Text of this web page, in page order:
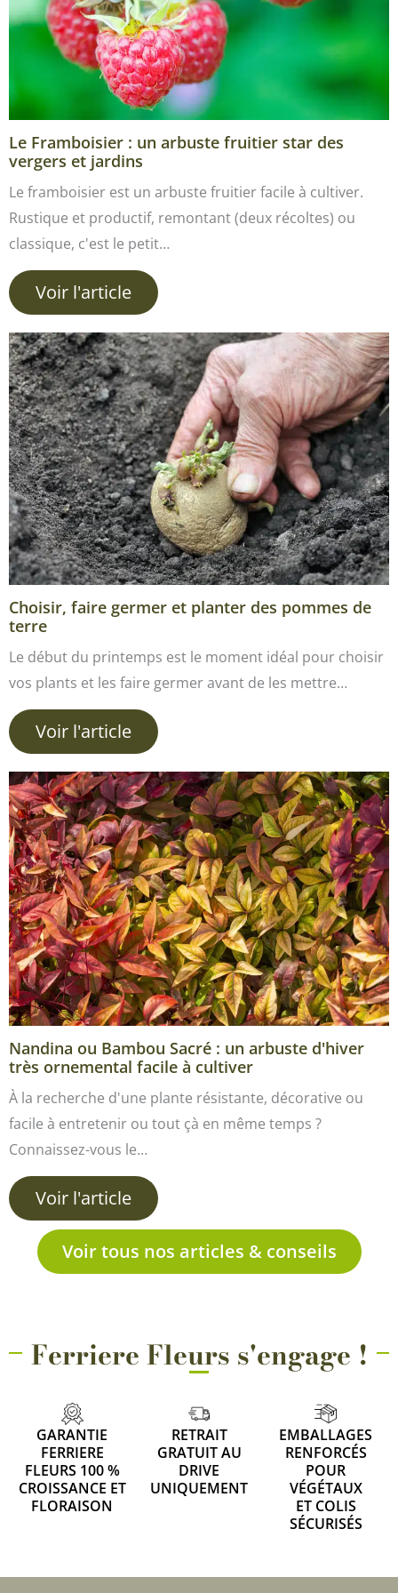
Le Framboisier : un arbuste fruitier star des
vergers et jardins
Le framboisier est un arbuste fruitier facile à cultiver.
Rustique et productif, remontant (deux récoltes) ou
classique, c'est le petit…
Voir l'article
Choisir, faire germer et planter des pommes de
terre
Le début du printemps est le moment idéal pour choisir
vos plants et les faire germer avant de les mettre…
Voir l'article
Nandina ou Bambou Sacré : un arbuste d'hiver
très ornemental facile à cultiver
À la recherche d'une plante résistante, décorative ou
facile à entretenir ou tout çà en même temps ?
Connaissez-vous le…
Voir l'article
Voir tous nos articles & conseils
Ferriere Fleurs s'engage !
GARANTIE
FERRIERE
FLEURS 100 %
CROISSANCE ET
FLORAISON
RETRAIT
GRATUIT AU
DRIVE
UNIQUEMENT
EMBALLAGES
RENFORCÉS
POUR
VÉGÉTAUX
ET COLIS
SÉCURISÉS